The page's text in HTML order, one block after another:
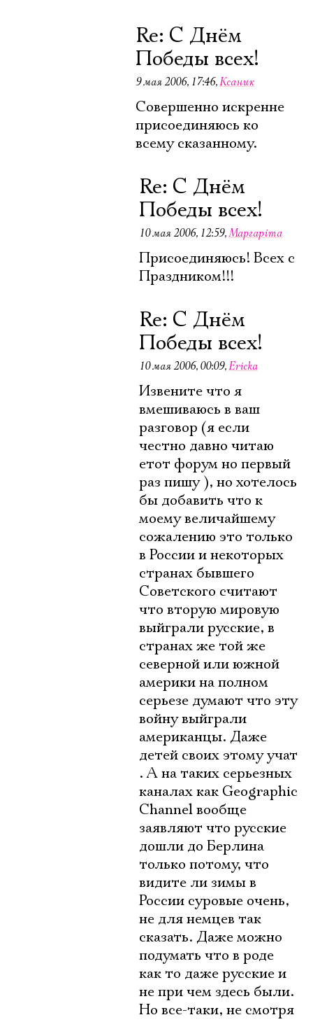
Re: С Днём
Победы всех!
9 мая 2006, 17:46,Ксаник
Совершенно искренне
присоединяюсь ко
всему сказанному.
Re: С Днём
Победы всех!
10 мая 2006, 12:59,Маргарiта
Присоединяюсь! Всех с
Праздником!!!
Re: С Днём
Победы всех!
10 мая 2006, 00:09,Ericka
Извените что я
вмешиваюсь в ваш
разговор (я если
честно давно читаю
етот форум но первый
раз пишу ), но хотелось
бы добавить что к
моему величайшему
сожалению это только
в России и некоторых
странах бывшего
Советского считают
что вторую мировую
выйграли русские, в
странах же той же
северной или южной
америки на полном
серьезе думают что эту
войну выйграли
американцы. Даже
детей своих этому учат
. А на таких серьезных
каналах как Geographic
Channel вообще
заявляют что русские
дошли до Берлина
только потому, что
видите ли зимы в
России суровые очень,
не для немцев так
сказать. Даже можно
подумать что в роде
как то даже русские и
не при чем здесь были.
Но все-таки, не смотря